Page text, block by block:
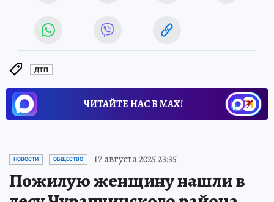
ДТП
ЧИТАЙТЕ НАС В МАХ!
НОВОСТИ ОБЩЕСТВО 17 августа 2025 23:35
Пожилую женщину нашли в